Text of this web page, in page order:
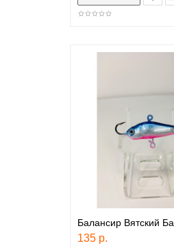
Балансир Вятский
135 р.